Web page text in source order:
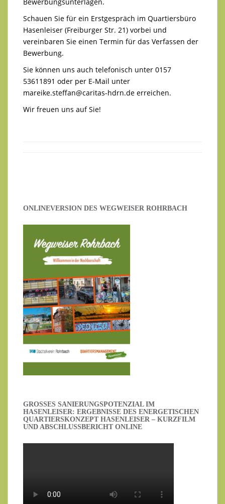
Schauen Sie für ein Erstgespräch im Quartiersbüro
Hasenleiser (Freiburger Str. 21) vorbei und
vereinbaren Sie einen Termin für das Verfassen der
Bewerbung.
Sie können uns auch telefonisch unter 0157
53611891 oder per E-Mail unter
mareike.steffan@caritas-hdrn.de erreichen.
Wir freuen uns auf Sie!
ONLINEVERSION DES WEGWEISER ROHRBACH
GROSSES SANIERUNGSPOTENZIAL IM H
ASENLEISER: ERGEBNISSE DES ENERGETISCHEN Q
UARTIERSKONZEPT HASENLEISER – KURZFILM U
ND ABSCHLUSSBERICHT ONLINE